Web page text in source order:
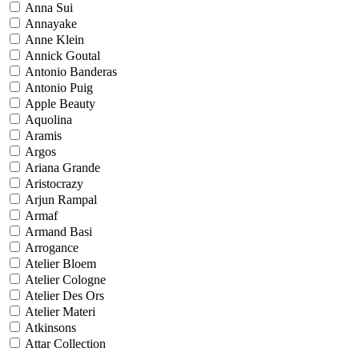
Anna Sui
Annayake
Anne Klein
Annick Goutal
Antonio Banderas
Antonio Puig
Apple Beauty
Aquolina
Aramis
Argos
Ariana Grande
Aristocrazy
Arjun Rampal
Armaf
Armand Basi
Arrogance
Atelier Bloem
Atelier Cologne
Atelier Des Ors
Atelier Materi
Atkinsons
Attar Collection